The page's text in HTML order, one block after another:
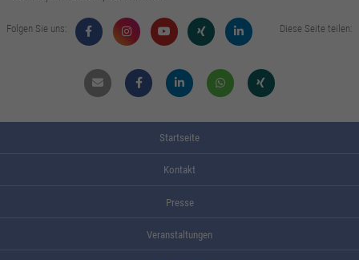
Folgen Sie uns: Diese Seite teilen:
Mail FacebookLinkdin WhatsappXing
Startseite
Kontakt
Presse
Veranstaltungen